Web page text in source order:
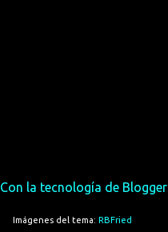
Con la tecnología de Blogger
Imágenes del tema: RBFried